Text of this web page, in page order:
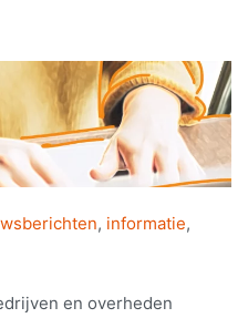
, informatie,
en overheden